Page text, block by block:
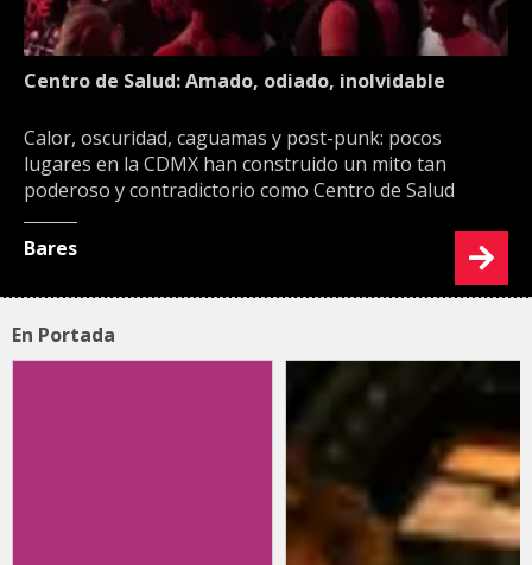
Centro de Salud: Amado, odiado, inolvidable
Calor, oscuridad, caguamas y post-punk: pocos
lugares en la CDMX han construido un mito tan
poderoso y contradictorio como Centro de Salud
Bares
En Portada